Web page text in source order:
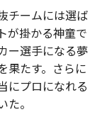
チームには選ば
が掛かる神童で
ー選手になる夢
果たす。さらに
にプロになれる
。